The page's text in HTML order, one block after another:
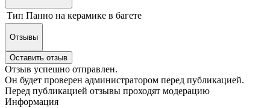
Тип Панно на керамике в багете
Отзывы
Оставить отзыв
Отзыв успешно отправлен.
Он будет проверен администратором перед публикацией.
Перед публикацией отзывы проходят модерацию
Информация